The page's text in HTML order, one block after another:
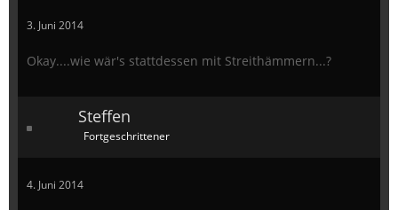
3. Juni 2014
Okay....wie wär's stattdessen mit Streithämmern...?
Steffen
Fortgeschrittener
4. Juni 2014